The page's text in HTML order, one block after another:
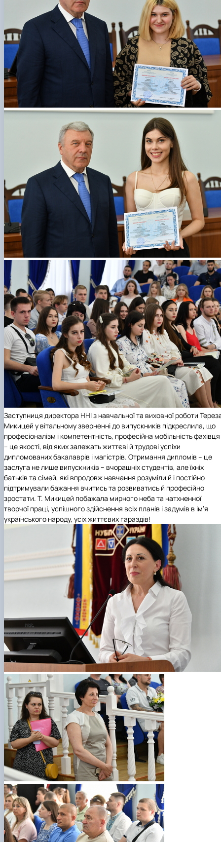
Заступниця директора ННІ з навчальної та виховної роботи
Микицей у вітальному зверненні до випускників підкреслила, що
професіоналізм і компетентність, професійна мобільність фахівця
– це якості, від яких залежать життєві й трудові успіхи
дипломованих бакалаврів і магістрів. Отримання дипломів – це
заслуга не лише випускників – вчорашніх студентів, але їхніх
батьків та сімей, які впродовж навчання розуміли й і постійно
підтримували бажання вчитись та розвиватись й професійно
зростати. Т. Микицей побажала мирного неба та натхненної
творчої праці, успішного здійснення всіх планів і задумів в ім’я
українського народу, усіх життєвих гараздів!